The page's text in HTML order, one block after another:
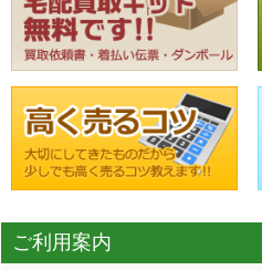
ご利用案内